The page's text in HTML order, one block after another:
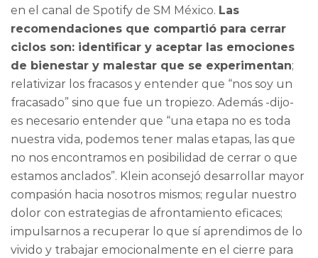
en el canal de Spotify de SM México. Las
recomendaciones que compartió para cerrar
ciclos son: identificar y aceptar las emociones
de bienestar y malestar que se experimentan;
relativizar los fracasos y entender que “nos soy un
fracasado” sino que fue un tropiezo. Además -dijo-
es necesario entender que “una etapa no es toda
nuestra vida, podemos tener malas etapas, las que
no nos encontramos en posibilidad de cerrar o que
estamos anclados”. Klein aconsejó desarrollar mayor
compasión hacia nosotros mismos; regular nuestro
dolor con estrategias de afrontamiento eficaces;
impulsarnos a recuperar lo que sí aprendimos de lo
vivido y trabajar emocionalmente en el cierre para